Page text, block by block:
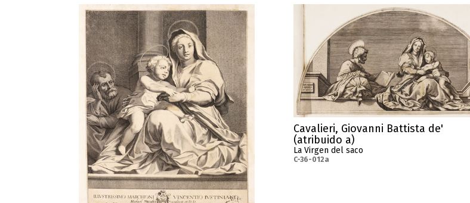
Cavalieri, Giovanni Battista de'
(atribuido a)
La Virgen del saco
C-36-012a